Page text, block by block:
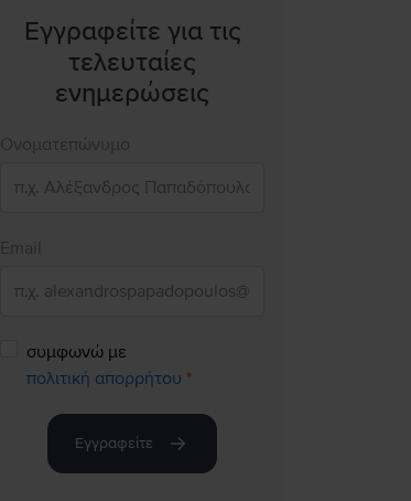
Εγγραφείτε για τις
τελευταίες
ενημερώσεις
Ονοματεπώνυμο
Email
συμφωνώ με
πολιτική απορρήτου *
Εγγραφείτε